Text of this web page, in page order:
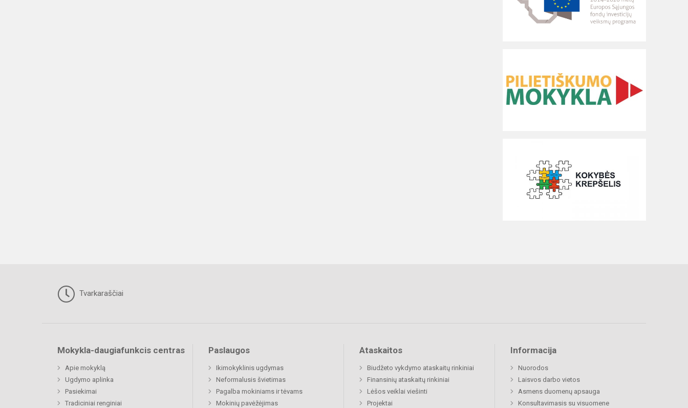
Tvarkaraščiai
Mokykla-daugiafunkcis centras
Apie mokyklą
Ugdymo aplinka
Pasiekimai
Tradiciniai renginiai
Paslaugos
Ikimokyklinis ugdymas
Neformalusis švietimas
Pagalba mokiniams ir tėvams
Mokinių pavėžėjimas
Ataskaitos
Biudžeto vykdymo ataskaitų rinkiniai
Finansinių ataskaitų rinkiniai
Lėšos veiklai viešinti
Projektai
Informacija
Nuorodos
Laisvos darbo vietos
Asmens duomenų apsauga
Konsultavimasis su visuomene